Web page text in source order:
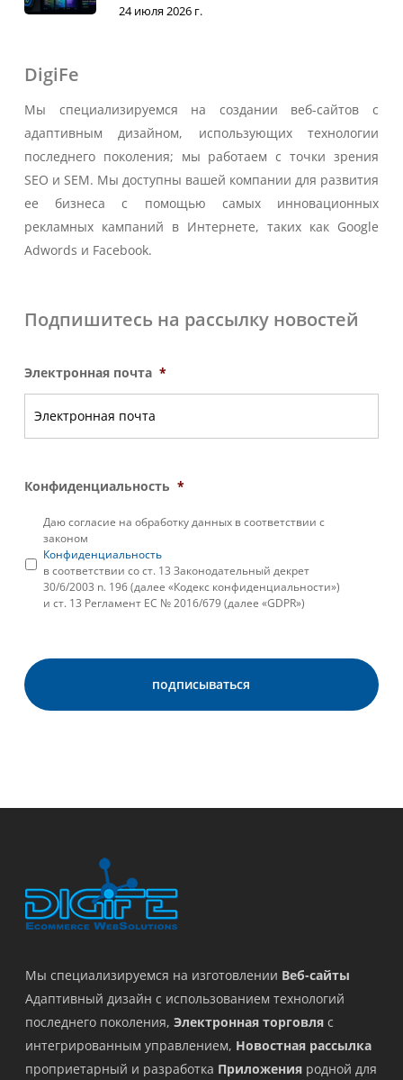
24 июля 2026 г.
DigiFe
Мы специализируемся на создании веб-сайтов с
адаптивным дизайном, использующих технологии
последнего поколения; мы работаем с точки зрения
SEO и SEM. Мы доступны вашей компании для развития
ее бизнеса с помощью самых инновационных
рекламных кампаний в Интернете, таких как Google
Adwords и Facebook.
Подпишитесь на рассылку новостей
Электронная почта *
Конфиденциальность *
Даю согласие на обработку данных в соответствии с
законом
Конфиденциальность
в соответствии со ст. 13 Законодательный декрет
30/6/2003 n. 196 (далее «Кодекс конфиденциальности»)
и ст. 13 Регламент ЕС № 2016/679 (далее «GDPR»)
Мы специализируемся на изготовлении Веб-сайты
Адаптивный дизайн с использованием технологий
последнего поколения, Электронная торговля с
интегрированным управлением, Новостная рассылка
проприетарный и разработка Приложения родной для